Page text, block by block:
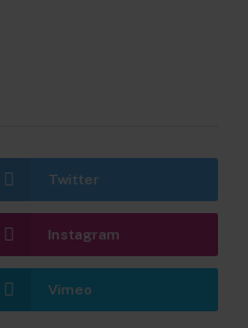
Twitter
Instagram
Vimeo